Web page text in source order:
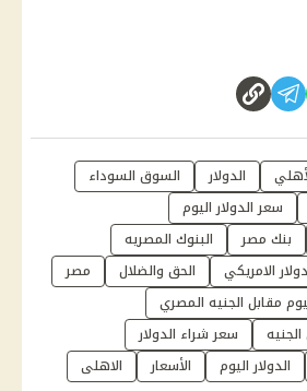
الدولار
السوق السوداء
سعر الدولار اليوم
بنك مصر
البنوك المصريه
الامريكي الحق والضلال
مصر
مقابل الجنيه المصري
سعر شراء الدولار
الدولار اليوم الأسعار
الاهلى